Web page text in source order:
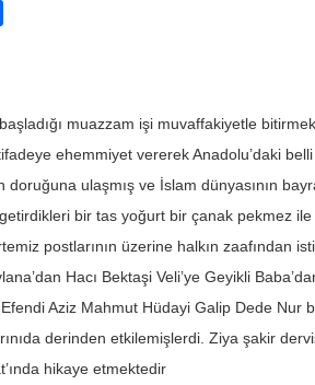
muazzam işi muvaffakiyetle
ehemmiyet vererek Anadolu’daki
ulaşmış ve İslam dünyasının
bir tas yoğurt bir çanak pekmez
postlarının üzerine halkın zaafından
Hacı Bektaşi Veli’ye Geyikli
Aziz Mahmut Hüdayi Galip Dede Nur
derinden etkilemişlerdi. Ziya şakir
hikaye etmektedir